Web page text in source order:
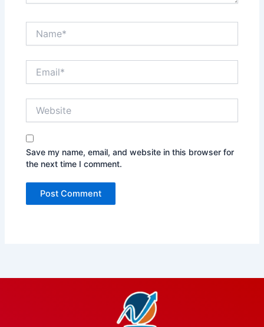
Save my name, email, and website in this browser for
the next time I comment.